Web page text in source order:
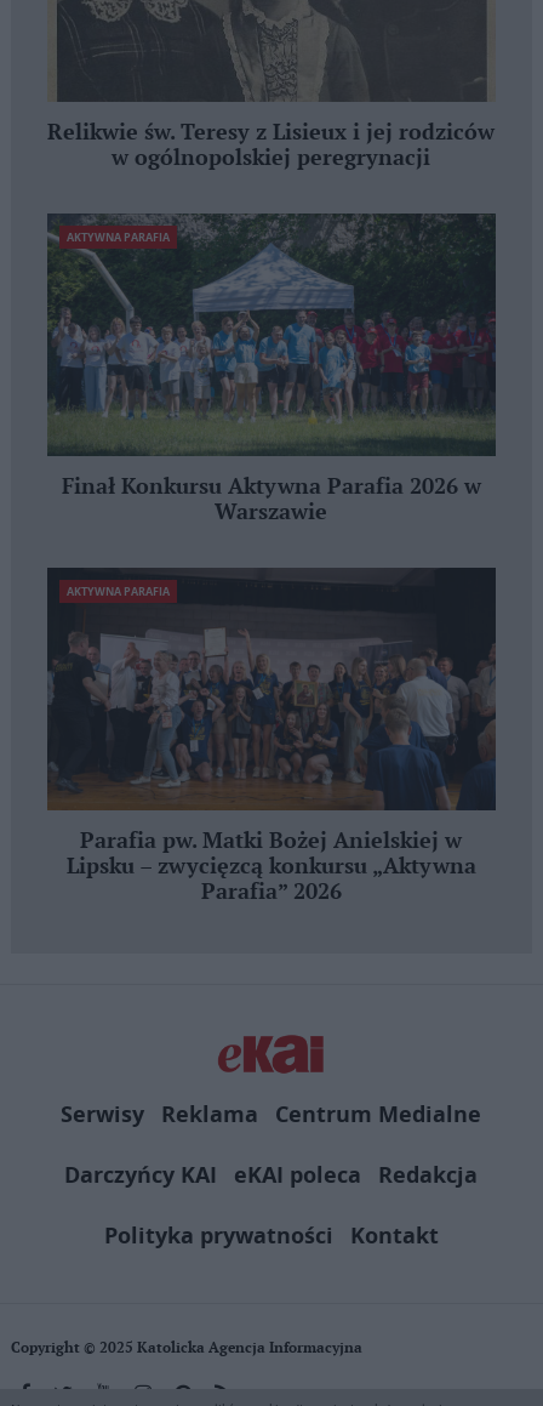
Relikwie św. Teresy z Lisieux i jej rodziców
w ogólnopolskiej peregrynacji
AKTYWNA PARAFIA
Finał Konkursu Aktywna Parafia 2026 w
Warszawie
AKTYWNA PARAFIA
Parafia pw. Matki Bożej Anielskiej w
Lipsku – zwycięzcą konkursu „Aktywna
Parafia” 2026
Serwisy Reklama
Centrum Medialne
Darczyńcy KAI
eKAI poleca
Redakcja
Polityka prywatności
Kontakt
Copyright © 2025 Katolicka Agencja Informacyjna